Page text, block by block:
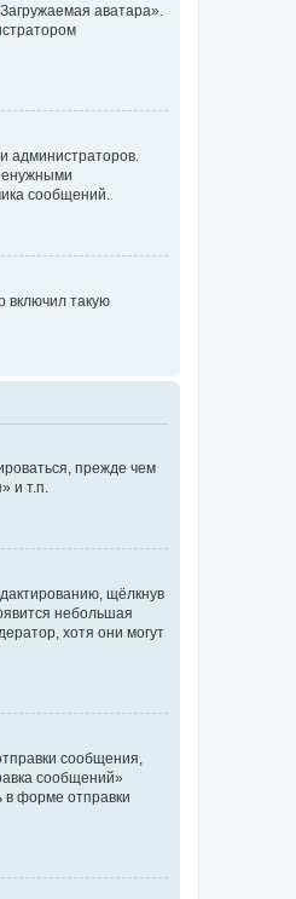
аватара».
администраторов.
сообщений.
включил такую
прежде чем
и т.п.
щёлкнув
небольшая
хотя они могут
сообщения,
сообщений»
в форме отправки